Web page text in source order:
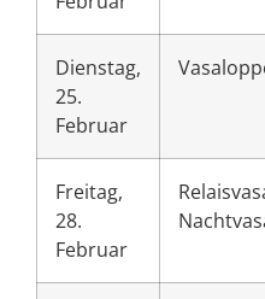
Dienstag,
25.
Februar
Freitag,
28.
Februar